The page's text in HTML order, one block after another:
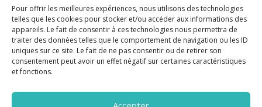
Pour offrir les meilleures expériences, nous utilisons des technologies
telles que les cookies pour stocker et/ou accéder aux informations des
appareils. Le fait de consentir à ces technologies nous permettra de
traiter des données telles que le comportement de navigation ou les ID
uniques sur ce site. Le fait de ne pas consentir ou de retirer son
consentement peut avoir un effet négatif sur certaines caractéristiques
et fonctions.
TERRASSE PARKING
350 000 €